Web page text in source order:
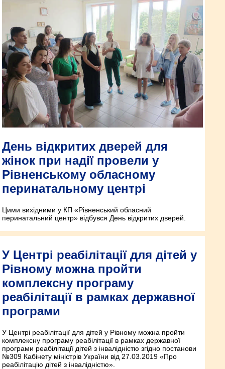
День відкритих дверей для
жінок при надії провели у
Рівненському обласному
перинатальному центрі
Цими вихідними у КП «Рівненський обласний
перинатальний центр» відбувся День відкритих дверей.
У Центрі реабілітації для дітей у
Рівному можна пройти
комплексну програму
реабілітації в рамках державної
програми
У Центрі реабілітації для дітей у Рівному можна пройти
комплексну програму реабілітації в рамках державної
програми реабілітації дітей з інвалідністю згідно постанови
№309 Кабінету міністрів України від 27.03.2019 «Про
реабілітацію дітей з інвалідністю».